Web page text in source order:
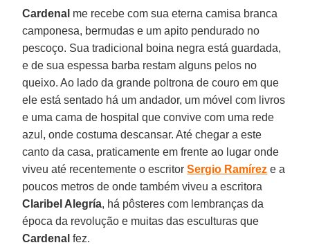
Cardenal me recebe com sua eterna camisa branca
camponesa, bermudas e um apito pendurado no
pescoço. Sua tradicional boina negra está guardada,
e de sua espessa barba restam alguns pelos no
queixo. Ao lado da grande poltrona de couro em que
ele está sentado há um andador, um móvel com livros
e uma cama de hospital que convive com uma rede
azul, onde costuma descansar. Até chegar a este
canto da casa, praticamente em frente ao lugar onde
viveu até recentemente o escritorSergio Ramírez e a
poucos metros de onde também viveu a escritora
Claribel Alegría, há pôsteres com lembranças da
época da revolução e muitas das esculturas que
Cardenal fez.